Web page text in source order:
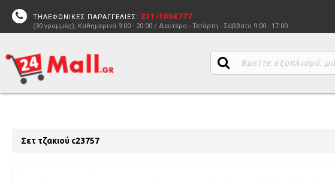
ΤΗΛΕΦΩΝΙΚΕΣ ΠΑΡΑΓΓΕΛΙΕΣ: 211-1004777
(30 γραμμές), Καθημερινά 9:00 - 20:00 / Δευτέρα - Τετάρτη - Σάββατο 9:00 - 17:00
Σετ τζακιού c23757